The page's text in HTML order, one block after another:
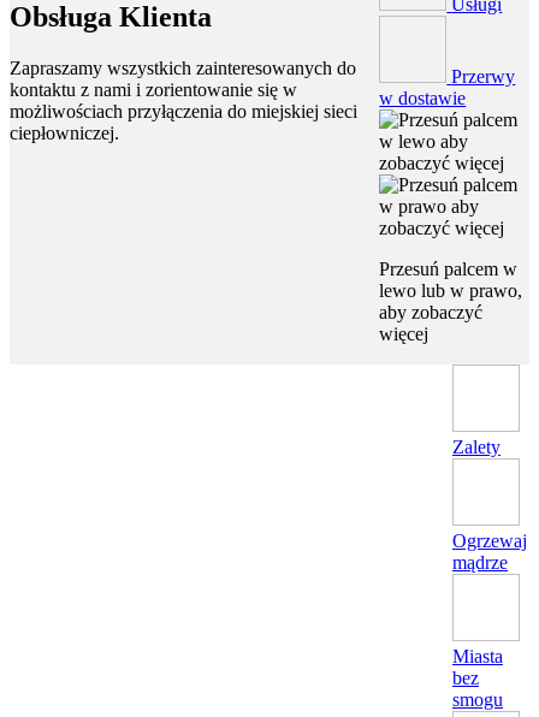
Obsługa Klienta
Zapraszamy wszystkich zainteresowanych do
kontaktu z nami i zorientowanie się w
możliwościach przyłączenia do miejskiej sieci
ciepłowniczej.
Przerwy
w dostawie
Przesuń palcem w
lewo lub w prawo,
aby zobaczyć
więcej
Zalety
Ogrzewaj
mądrze
Miasta
bez
smogu